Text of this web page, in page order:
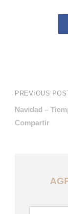
PREVIOUS
Navidad –
Compartir